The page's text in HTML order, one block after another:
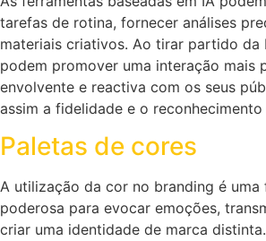
tarefas de rotina, fornecer análises
materiais criativos. Ao tirar partido da
podem promover uma interação mais
envolvente e reactiva com os seus
assim a fidelidade e o reconhecimento
Paletas de cores
A utilização da cor no branding é uma
poderosa para evocar emoções,
criar uma identidade de marca